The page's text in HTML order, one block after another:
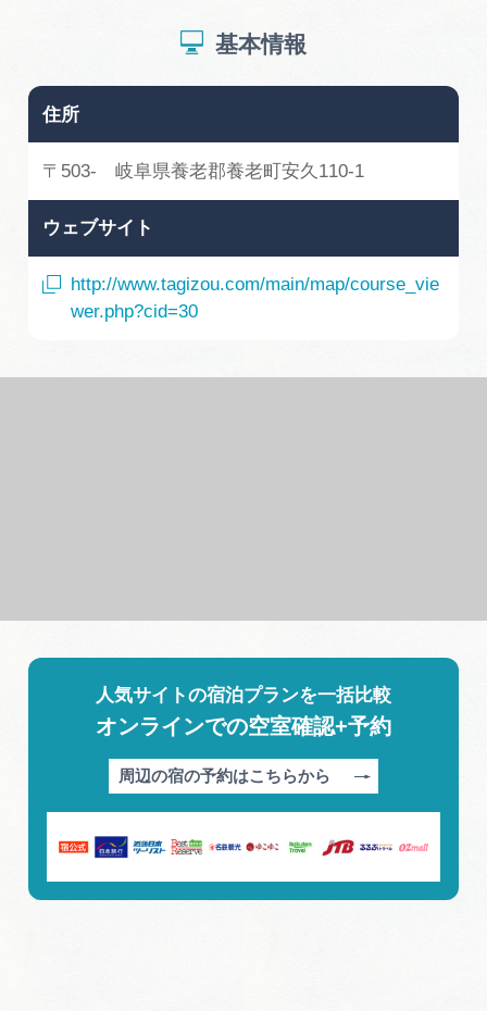
基本情報
住所
〒503- 岐阜県養老郡養老町安久110-1
ウェブサイト
http://www.tagizou.com/main/map/course_vie
wer.php?cid=30
人気サイトの宿泊プランを一括比較
オンラインでの空室確認+予約
周辺の宿の予約はこちらから